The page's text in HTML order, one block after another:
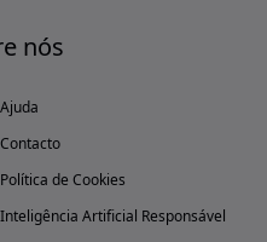
nós
Ajuda
Contacto
Política de Cookies
Inteligência Artificial Responsável